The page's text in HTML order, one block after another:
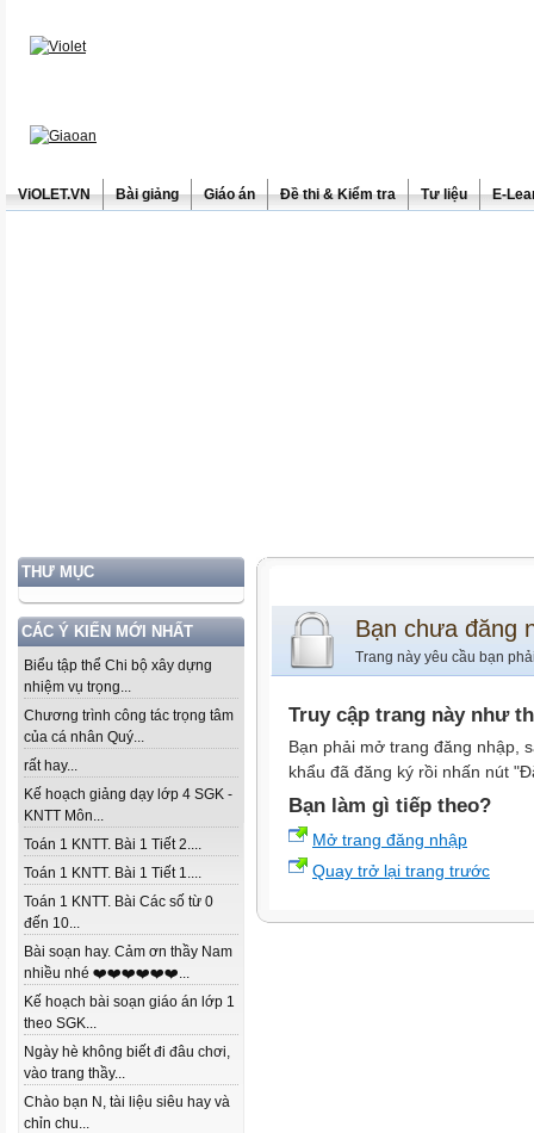
ViOLET.VN Bài giảng Giáo án Đề thi & Kiểm tra Tư liệu E-
THƯ MỤC
CÁC Ý KIẾN MỚI NHẤT
Biểu tập thể Chi bộ xây dựng
nhiệm vụ trọng...
Chương trình công tác trọng tâm
của cá nhân Quý...
rất hay...
Kế hoạch giảng dạy lớp 4 SGK -
KNTT Môn...
Toán 1 KNTT. Bài 1 Tiết 2....
Toán 1 KNTT. Bài 1 Tiết 1....
Toán 1 KNTT. Bài Các số từ 0
đến 10...
Bài soạn hay. Cảm ơn thầy Nam
nhiều nhé ❤️❤️❤️❤️❤️❤️...
Kế hoạch bài soạn giáo án lớp 1
theo SGK...
Ngày hè không biết đi đâu chơi,
vào trang thầy...
Chào bạn N, tài liệu siêu hay và
chỉn chu...
Bạn chưa đăng
Trang này yêu cầu bạn
Truy cập trang này như
Bạn phải mở trang đăng nhập,
khẩu đã đăng ký rồi nhấn nút
Bạn làm gì tiếp theo?
Mở trang đăng nhập
Quay trở lại trang trước